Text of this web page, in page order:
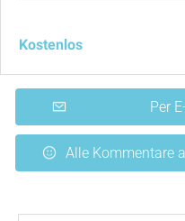
Kostenlos
Per
Alle Kommentare